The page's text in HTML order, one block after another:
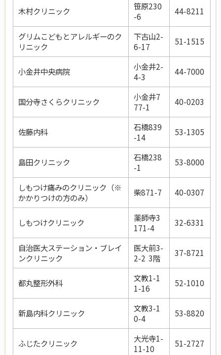
木村クリニック
笹原230
-6
44-8211
グリムこどもとアレルギーのク
リニック
下古山2-
6-17
51-1515
小金井中央病院
小金井2-
4-3
44-7000
国分寺さくらクリニック
小金井7
77-1
40-0203
佐藤内科
石橋839
-14
53-1305
島田クリニック
石橋238
-1
53-8000
しもつけ痛みのクリニック（※
かかりつけの方のみ）
柴871-7 40-0307
しもつけクリニック
薬師寺3
171-4
32-6331
自治医大ステーション・ブレイ
ンクリニック
医大前3-
2-2 3階
37-8721
都丸整形外科
文教1-1
1-16
52-1010
新島内科クリニック
文教3-1
0-4
53-8820
ふじたクリニック
大光寺1-
11-10
51-2727